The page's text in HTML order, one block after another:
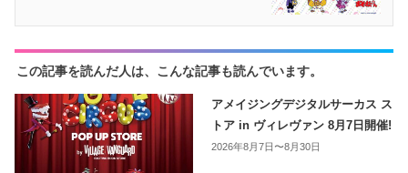
この記事を読んだ人は、こんな記事も読んでいます。
アメイジングデジタルサーカス ス
トア in ヴィレヴァン 8月7日開催!
2026年8月7日〜8月30日